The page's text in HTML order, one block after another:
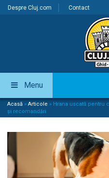
Despre Cluj.com Contact
Menu
Acasă » Articole » Hrana uscată pentru
și recomandări